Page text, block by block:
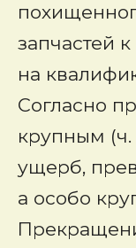
запчастей
на
Согласно
крупным (ч.
ущерб,
а особо